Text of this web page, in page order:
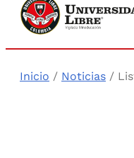
Inicio / Noticias /